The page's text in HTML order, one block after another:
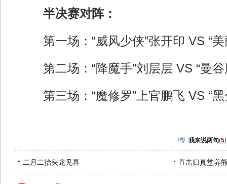
半决赛对阵：
第一场：“威风少侠”张开印 VS “美
第二场：“降魔手”刘层层 VS “曼谷
第三场：“魔修罗”上官鹏飞 VS “黑
我来说两句(5)
二月二抬头龙见喜 直击归真堂养